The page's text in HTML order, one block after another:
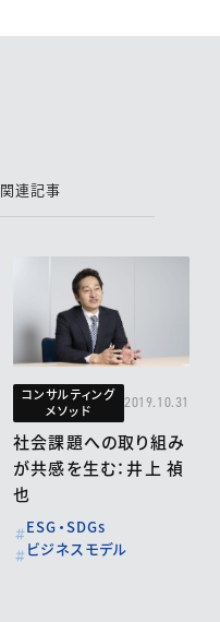
関連記事
コンサルティング
メソッド
2019.10.31
社会課題への取り組み
が共感を生む：井上 禎
也
ESG・SDGs
ビジネスモデル